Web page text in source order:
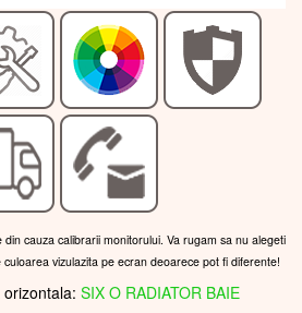
cauza calibrarii monitorului. Va rugam sa nu alegeti
vizulazita pe ecran deoarece pot fi diferente!
SIX O RADIATOR BAIE